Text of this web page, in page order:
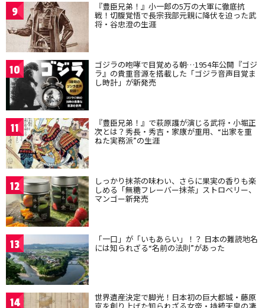
9 『豊臣兄弟！』小一郎の5万の大軍に徹底抗
戦！切腹覚悟で長宗我部元親に降伏を迫った武
将・谷忠澄の生涯
10 ゴジラの咆哮で目覚める朝…1954年公開『ゴジ
ラ』の貴重音源を搭載した「ゴジラ音声目覚ま
し時計」が新発売
11 『豊臣兄弟！』で萩原護が演じる武将・小堀正
次とは？秀長・秀吉・家康が重用、“出家を重
ねた実務派”の生涯
12 しっかり抹茶の味わい、さらに果実の香りも楽
しめる「無糖フレーバー抹茶」ストロベリー、
マンゴー新発売
13 「一口」が「いもあらい」！？ 日本の難読地名
には知られざる“名前の法則”があった
14 世界遺産決定で脚光！日本初の巨大都城・藤原